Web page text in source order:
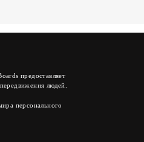
предоставляет
людей.
персонального